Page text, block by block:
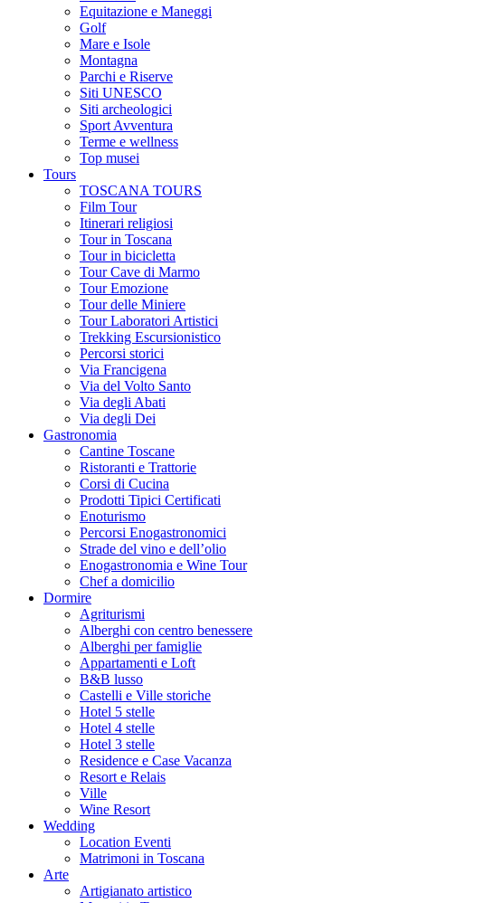
Equitazione e Maneggi
Golf
Mare e Isole
Montagna
Parchi e Riserve
Siti UNESCO
Siti archeologici
Sport Avventura
Terme e wellness
Top musei
Tours
TOSCANA TOURS
Film Tour
Itinerari religiosi
Tour in Toscana
Tour in bicicletta
Tour Cave di Marmo
Tour Emozione
Tour delle Miniere
Tour Laboratori Artistici
Trekking Escursionistico
Percorsi storici
Via Francigena
Via del Volto Santo
Via degli Abati
Via degli Dei
Gastronomia
Cantine Toscane
Ristoranti e Trattorie
Corsi di Cucina
Prodotti Tipici Certificati
Enoturismo
Percorsi Enogastronomici
Strade del vino e dell’olio
Enogastronomia e Wine Tour
Chef a domicilio
Dormire
Agriturismi
Alberghi con centro benessere
Alberghi per famiglie
Appartamenti e Loft
B&B lusso
Castelli e Ville storiche
Hotel 5 stelle
Hotel 4 stelle
Hotel 3 stelle
Residence e Case Vacanza
Resort e Relais
Ville
Wine Resort
Wedding
Location Eventi
Matrimoni in Toscana
Arte
Artigianato artistico